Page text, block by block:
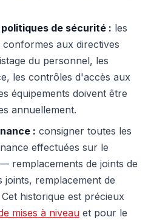
de sécurité : les
conformes aux directives
du personnel, les
les contrôles d'accès aux
équipements doivent être
annuellement.
: consigner toutes les
effectuées sur le
remplacements de joints de
remplacement de
historique est précieux
mises à niveau et pour le